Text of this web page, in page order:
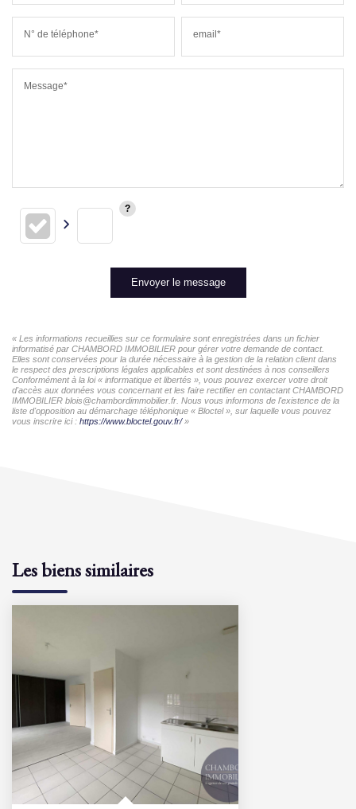
N° de téléphone* email*
Message*
Envoyer le message
« Les informations recueillies sur ce formulaire sont enregistrées dans un fichier
informatisé par CHAMBORD IMMOBILIER pour gérer votre demande de contact.
Elles sont conservées pour la durée nécessaire à la gestion de la relation client dans
le respect des prescriptions légales applicables et sont destinées à nos conseillers
Conformément à la loi « informatique et libertés », vous pouvez exercer votre droit
d'accès aux données vous concernant et les faire rectifier en contactant CHAMBORD
IMMOBILIER blois@chambordimmobilier.fr. Nous vous informons de l'existence de la
liste d'opposition au démarchage téléphonique « Bloctel », sur laquelle vous pouvez
vous inscrire ici : https://www.bloctel.gouv.fr/»
Les biens similaires